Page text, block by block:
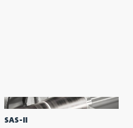
SAS-II